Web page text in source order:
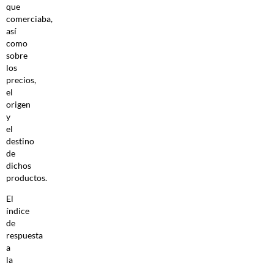
que
comerciaba,
así
como
sobre
los
precios,
el
origen
y
el
destino
de
dichos
productos.
El
índice
de
respuesta
a
la